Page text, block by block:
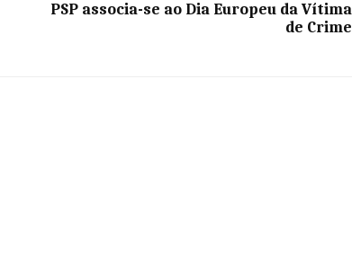
PSP associa-se ao Dia Europeu da Vítima
de Crime